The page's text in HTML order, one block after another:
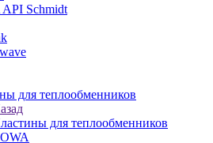
Schmidt
для теплообменников
для теплообменников